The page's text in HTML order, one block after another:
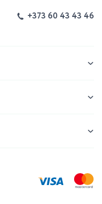
+373 60 43 43 46